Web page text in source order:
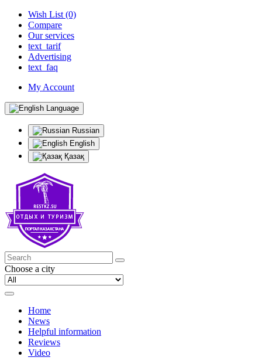
Wish List (0)
Compare
Our services
text_tarif
Advertising
text_faq
My Account
Language
Russian
English
Қазақ
Choose a city
Home
News
Helpful information
Reviews
Video